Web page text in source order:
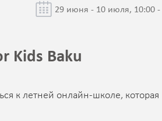
29 июня - 10 июля, 10:00 -
Kids Baku
к летней онлайн-школе, которая